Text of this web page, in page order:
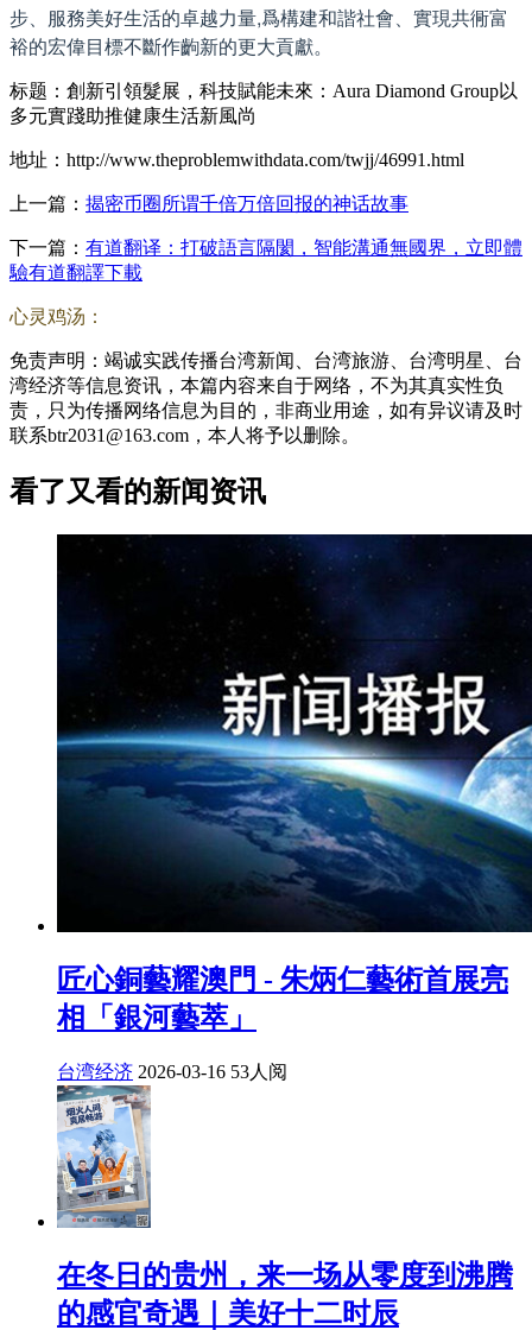
步、服務美好生活的卓越力量,爲構建和諧社會、實現共衕富
裕的宏偉目標不斷作齣新的更大貢獻。
标题：創新引領髮展，科技賦能未來：Aura Diamond Group以
多元實踐助推健康生活新風尚
地址：http://www.theproblemwithdata.com/twjj/46991.html
上一篇： 揭密币圈所谓千倍万倍回报的神话故事
下一篇： 有道翻译：打破語言隔閡，智能溝通無國界，立即體
驗有道翻譯下載
心灵鸡汤：
免责声明：竭诚实践传播台湾新闻、台湾旅游、台湾明星、台
湾经济等信息资讯，本篇内容来自于网络，不为其真实性负
责，只为传播网络信息为目的，非商业用途，如有异议请及时
联系btr2031@163.com，本人将予以删除。
看了又看的新闻资讯
匠心銅藝耀澳門 - 朱炳仁藝術首展亮
相「銀河藝萃」
台湾经济 2026-03-16 53人阅
在冬日的贵州，来一场从零度到沸腾
的感官奇遇｜美好十二时辰